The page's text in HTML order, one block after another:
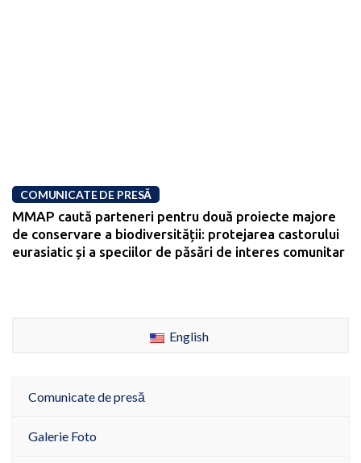
COMUNICATE DE PRESĂ
MMAP caută parteneri pentru două proiecte majore
de conservare a biodiversității: protejarea castorului
eurasiatic și a speciilor de păsări de interes comunitar
English
Comunicate de presă
Galerie Foto